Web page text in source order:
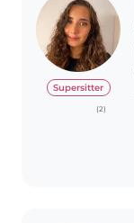
Supersitter
(2)